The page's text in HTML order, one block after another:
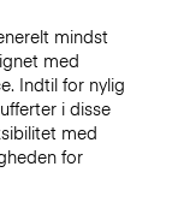
mindst
med
Indtil for nylig
i disse
med
for